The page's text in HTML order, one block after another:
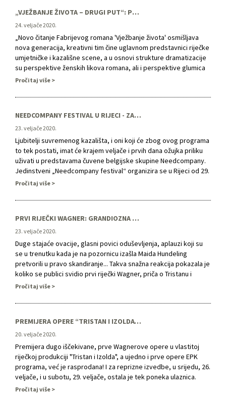
„VJEŽBANJE ŽIVOTA – DRUGI PUT“: POVIJEST RIJEKE IZ PERSPEKTIVE ŽENA
24. veljače 2020.
„Novo čitanje Fabrijevog romana 'Vježbanje života' osmišljava
nova generacija, kreativni tim čine uglavnom predstavnici riječke
umjetničke i kazališne scene, a u osnovi strukture dramatizacije
su perspektive ženskih likova romana, ali i perspektive glumica
koje ih izvode“, kazao je intendant HNK Ivana pl. Zajca, a ujedno
…
Pročitaj više
NEEDCOMPANY FESTIVAL U RIJECI - ZA LJUBITELJE SUVREMENOG KAZALIŠTA I ONE KOJI ĆE TO TEK POSTATI
23. veljače 2020.
Ljubitelji suvremenog kazališta, i oni koji će zbog ovog programa
to tek postati, imat će krajem veljače i prvih dana ožujka priliku
uživati u predstavama čuvene belgijske skupine Needcompany.
Jedinstveni „Needcompany festival“ organizira se u Rijeci od 29.
veljače do 6. ožujka u sklopu programa Doba moći Europske
predstave …
Pročitaj više
PRVI RIJEČKI WAGNER: GRANDIOZNA VEČER RIJEČKE OPERE UZ STAJAĆE OVACIJE
23. veljače 2020.
Duge stajaće ovacije, glasni povici oduševljenja, aplauzi koji su
se u trenutku kada je na pozornicu izašla Maida Hundeling
pretvorili u pravo skandiranje... Takva snažna reakcija pokazala je
koliko se publici svidio prvi riječki Wagner, priča o Tristanu i
Izoldi, o Ljubavi i Smrti. Provjerili smo kako su posjetiteljice i
Pročitaj više
PREMIJERA OPERE “TRISTAN I IZOLDA” RASPRODANA! POŽURITE PO ULAZNICE ZA IZVEDBE 26. I 29. VELJAČE!
20. veljače 2020.
Premijera dugo iščekivane, prve Wagnerove opere u vlastitoj
riječkoj produkciji "Tristan i Izolda", a ujedno i prve opere EPK
programa, već je rasprodana! I za reprizne izvedbe, u srijedu, 26.
veljače, i u subotu, 29. veljače, ostala je tek poneka ulaznica.
Romantičnu glazbenu tragediju u tri čina o uzvišenoj ljubavi i smrti
Pročitaj više